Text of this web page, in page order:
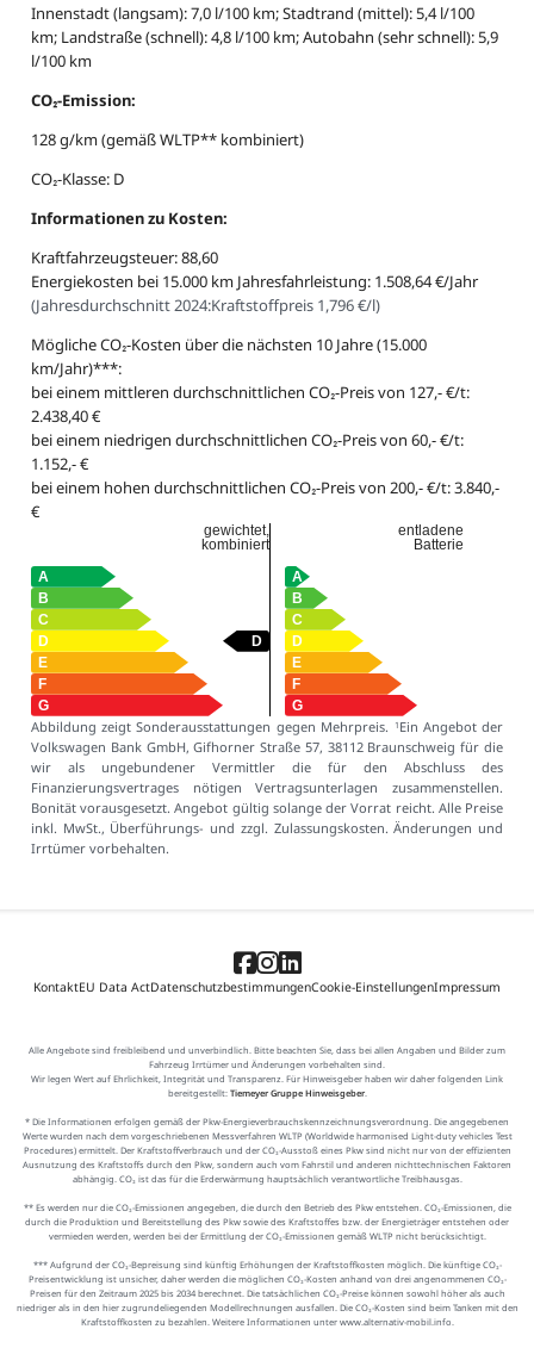
Innenstadt (langsam): 7,0 l/100 km; Stadtrand (mittel): 5,4 l/100
km; Landstraße (schnell): 4,8 l/100 km; Autobahn (sehr schnell): 5,9
l/100 km
CO₂-Emission:
128 g/km (gemäß WLTP** kombiniert)
CO₂-Klasse: D
Informationen zu Kosten:
Kraftfahrzeugsteuer: 88,60
Energiekosten bei 15.000 km Jahresfahrleistung: 1.508,64 €/Jahr
(Jahresdurchschnitt 2024:Kraftstoffpreis 1,796 €/l)
Mögliche CO₂-Kosten über die nächsten 10 Jahre (15.000
km/Jahr)***:
bei einem mittleren durchschnittlichen CO₂-Preis von 127,- €/t:
2.438,40 €
bei einem niedrigen durchschnittlichen CO₂-Preis von 60,- €/t:
1.152,- €
bei einem hohen durchschnittlichen CO₂-Preis von 200,- €/t: 3.840,-
€
gewichtet,
kombiniert
entladene
Batterie
Abbildung zeigt Sonderausstattungen gegen Mehrpreis. 1 Ein Angebot der
Volkswagen Bank GmbH, Gifhorner Straße 57, 38112 Braunschweig für die
wir als ungebundener Vermittler die für den Abschluss des
Finanzierungsvertrages nötigen Vertragsunterlagen zusammenstellen.
Bonität vorausgesetzt. Angebot gültig solange der Vorrat reicht. Alle Preise
inkl. MwSt., Überführungs- und zzgl. Zulassungskosten. Änderungen und
Irrtümer vorbehalten.
KontaktEU Data ActDatenschutzbestimmungenCookie-EinstellungenImpressum
Alle Angebote sind freibleibend und unverbindlich. Bitte beachten Sie, dass bei allen Angaben und Bilder zum
Fahrzeug Irrtümer und Änderungen vorbehalten sind.
Wir legen Wert auf Ehrlichkeit, Integrität und Transparenz. Für Hinweisgeber haben wir daher folgenden Link
bereitgestellt: Tiemeyer Gruppe Hinweisgeber.
* Die Informationen erfolgen gemäß der Pkw-Energieverbrauchskennzeichnungsverordnung. Die angegebenen
Werte wurden nach dem vorgeschriebenen Messverfahren WLTP (Worldwide harmonised Light-duty vehicles Test
Procedures) ermittelt. Der Kraftstoffverbrauch und der CO₂-Ausstoß eines Pkw sind nicht nur von der effizienten
Ausnutzung des Kraftstoffs durch den Pkw, sondern auch vom Fahrstil und anderen nichttechnischen Faktoren
abhängig. CO₂ ist das für die Erderwärmung hauptsächlich verantwortliche Treibhausgas.
** Es werden nur die CO₂-Emissionen angegeben, die durch den Betrieb des Pkw entstehen. CO₂-Emissionen, die
durch die Produktion und Bereitstellung des Pkw sowie des Kraftstoffes bzw. der Energieträger entstehen oder
vermieden werden, werden bei der Ermittlung der CO₂-Emissionen gemäß WLTP nicht berücksichtigt.
*** Aufgrund der CO₂-Bepreisung sind künftig Erhöhungen der Kraftstoffkosten möglich. Die künftige CO₂-
Preisentwicklung ist unsicher, daher werden die möglichen CO₂-Kosten anhand von drei angenommenen CO₂-
Preisen für den Zeitraum 2025 bis 2034 berechnet. Die tatsächlichen CO₂-Preise können sowohl höher als auch
niedriger als in den hier zugrundeliegenden Modellrechnungen ausfallen. Die CO₂-Kosten sind beim Tanken mit den
Kraftstoffkosten zu bezahlen. Weitere Informationen unter www.alternativ-mobil.info.